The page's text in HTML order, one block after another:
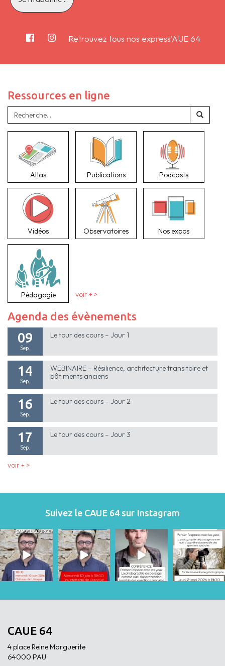
Retrouvez tous nos express'AUE 64
Ressources en ligne
Atlas Publications Podcasts
Vidéos Observatoires Nos expos
Pédagogie voir + >
Agenda des évènements
09
Sep.
Le tour des cours – Jour 1
14
Sep.
WEBINAIRE – Résilience, architecture transitoire et
bâtiments anciens
16
Sep.
Le tour des cours – Jour 2
17
Sep.
Le tour des cours – Jour 3
voir + >
Suivez le CAUE 64 sur Instagram
CAUE 64
4 place Reine Marguerite
64000 PAU